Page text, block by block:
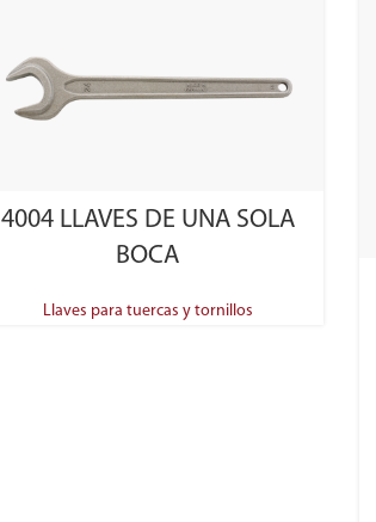
4004 LLAVES DE UNA SOLA
BOCA
Llaves para tuercas y tornillos